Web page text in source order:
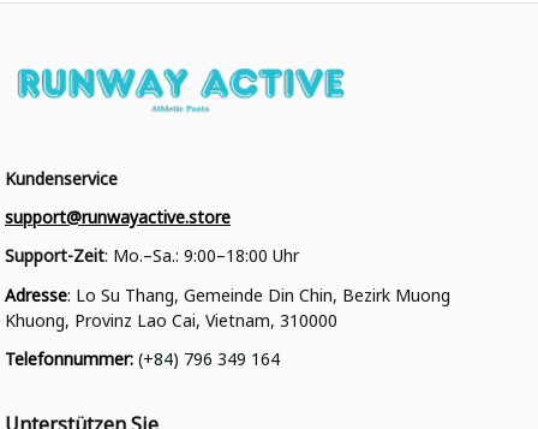
Kundenservice
support@runwayactive.store
Support-Zeit: Mo.–Sa.: 9:00–18:00 Uhr
Adresse: Lo Su Thang, Gemeinde Din Chin, Bezirk Muong
Khuong, Provinz Lao Cai, Vietnam, 310000
Telefonnummer: (+84) 796 349 164